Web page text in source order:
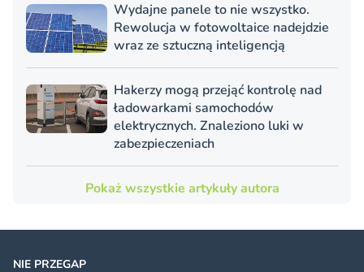
Wydajne panele to nie wszystko.
Rewolucja w fotowoltaice nadejdzie
wraz ze sztuczną inteligencją
Hakerzy mogą przejąć kontrolę nad
ładowarkami samochodów
elektrycznych. Znaleziono luki w
zabezpieczeniach
Pokaż wszystkie artykuły autora
NIE PRZEGAP